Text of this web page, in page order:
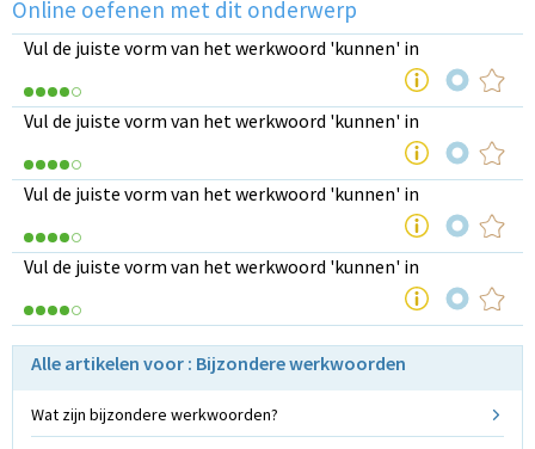
Online oefenen met dit onderwerp
Vul de juiste vorm van het werkwoord 'kunnen' in
Vul de juiste vorm van het werkwoord 'kunnen' in
Vul de juiste vorm van het werkwoord 'kunnen' in
Vul de juiste vorm van het werkwoord 'kunnen' in
Alle artikelen voor : Bijzondere werkwoorden
Wat zijn bijzondere werkwoorden?